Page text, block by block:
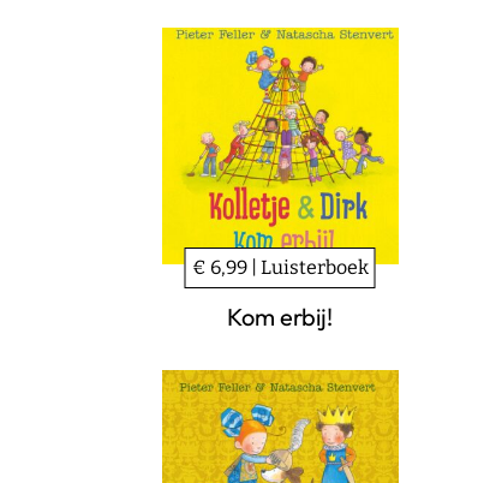
€ 6,99 | Luisterboek
Kom erbij!